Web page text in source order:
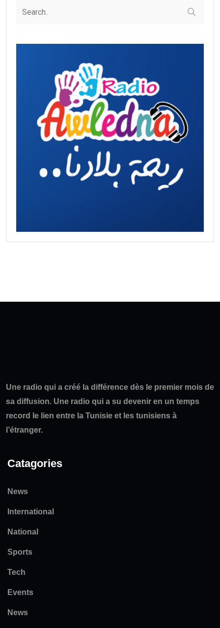
Une radio qui a créé la différence dès le premier mois de
sa diffusion. Une radio qui a su devenir en un temps
record le lien entre la Tunisie et les tunisiens à
l’étranger.
Catagories
News
International
National
Sports
Tech
Events
News